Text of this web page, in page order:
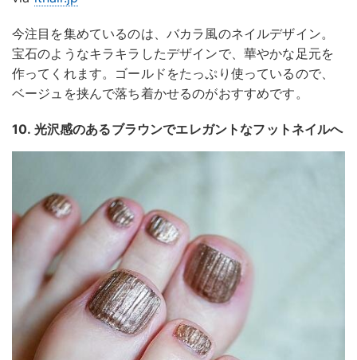
今注目を集めているのは、バカラ風のネイルデザイン。
宝石のようなキラキラしたデザインで、華やかな足元を
作ってくれます。ゴールドをたっぷり使っているので、
ベージュを挟んで落ち着かせるのがおすすめです。
10. 光沢感のあるブラウンでエレガントなフットネイルへ